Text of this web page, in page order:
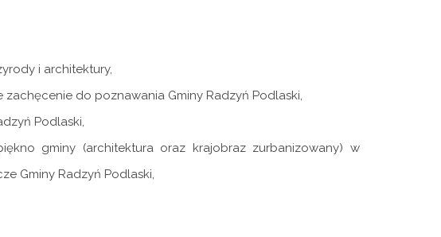
i architektury,
zachęcenie do poznawania Gminy Radzyń Podlaski,
Podlaski,
gminy (architektura oraz krajobraz zurbanizowany) w
Gminy Radzyń Podlaski,